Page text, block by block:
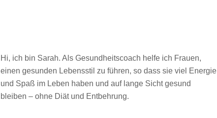
Hi, ich bin Sarah. Als Gesundheitscoach helfe ich Frauen,
einen gesunden Lebensstil zu führen, so dass sie viel Energie
und Spaß im Leben haben und auf lange Sicht gesund
bleiben – ohne Diät und Entbehrung.